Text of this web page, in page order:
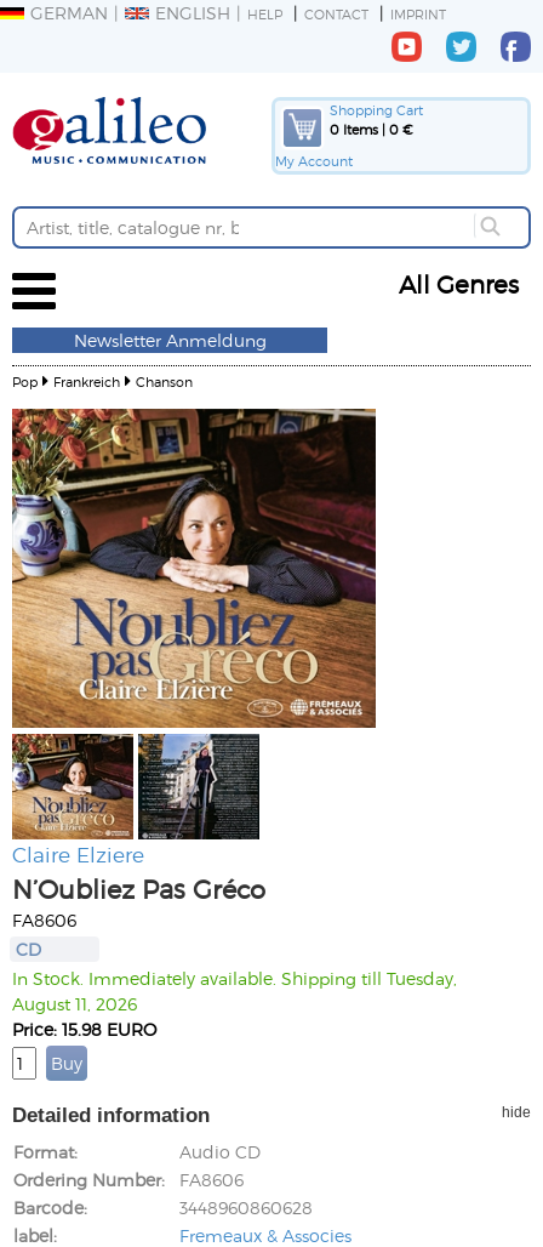
GERMAN ENGLISH HELP CONTACT IMPRINT
Shopping Cart
0 Items | 0 €
My Account
All Genres
Newsletter Anmeldung
Pop Frankreich Chanson
Claire Elziere
N’Oubliez Pas Gréco
FA8606
CD
In Stock. Immediately available. Shipping till Tuesday,
August 11, 2026
Price: 15.98 EURO
Detailed information hide
Format
Audio CD
Ordering Number
FA8606
Barcode
3448960860628
label
Fremeaux & Associes